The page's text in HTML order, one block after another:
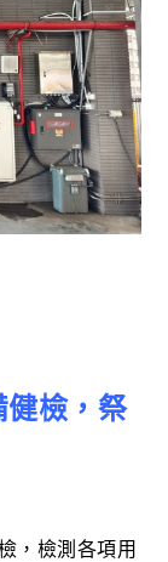
檢，祭
，檢測各項用